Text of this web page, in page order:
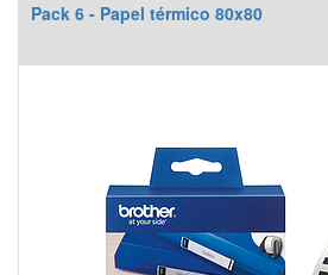
Pack 6 - Papel térmico 80x80